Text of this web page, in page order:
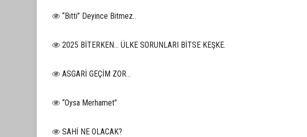
“Bitti” Deyince Bitmez..
2025 BİTERKEN… ÜLKE SORUNLARI BİTSE KEŞKE.
ASGARİ GEÇİM ZOR…
“Oysa Merhamet”
SAHİ NE OLACAK?